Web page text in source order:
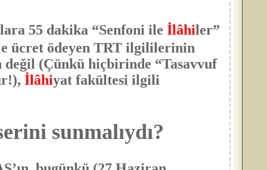
55 dakika “Senfoni ileİlâhiler”
ücret ödeyen TRT ilgililerinin
(Çünkü hiçbirinde “Tasavvuf
İlâhiyat fakültesi ilgili
sunmalıydı?